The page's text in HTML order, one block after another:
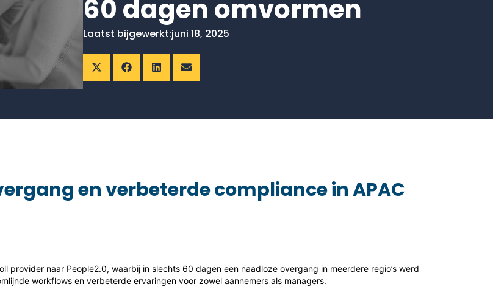
60 dagen omvormen
Laatst bijgewerkt:juni 18, 2025
en verbeterde compliance in APAC
provider naar People2.0, waarbij in slechts 60 dagen een naadloze overgang in meerdere regio’s werd
workflows en verbeterde ervaringen voor zowel aannemers als managers.